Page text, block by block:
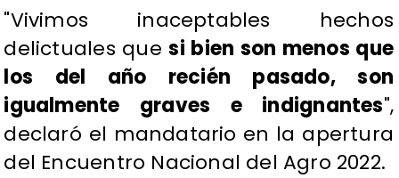
"Vivimos inaceptables hechos
delictuales quesi bien son menos que
los del año recién pasado, son
igualmente graves e indignantes",
declaró el mandatario en la apertura
del Encuentro Nacional del Agro 2022.